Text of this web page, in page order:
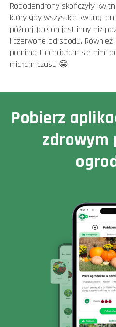
Rododendrony skończyły
który gdy wszystkie kwitną,
później )ale on jest inny niż
i czerwone od spodu. Również
pomimo to chciałam się nimi
miałam czasu 😁
Pobierz
zdrowym